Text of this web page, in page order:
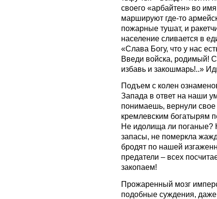
своего «арбайтен» во
маршируют где-то
пожарные тушат, и
население сливается в
«Слава Богу, что у нас
Введи войска, родимый!
избавь и закошмарь!..»
Подъем с колен
Запада в ответ на наши
понимаешь, вернули
кремлевским богатырям
Не идолища ли поганые?
запасы, не померкла
бродят по нашей
предатели – всех
закопаем!
Прожаренный мозг
подобные суждения,